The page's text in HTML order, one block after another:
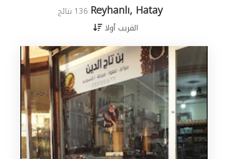
Reyhanlı, Hatay 136 نتائج
القريب أولا